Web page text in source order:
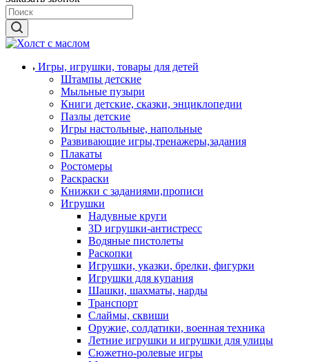
Игры, игрушки, товары для детей
Штампы детские
Мыльные пузыри
Книги детские, сказки, энциклопедии
Пазлы детские
Игры настольные, напольные
Развивающие игры,тренажеры,задания
Плакаты
Ростомеры
Раскраски
Книжки с заданиями,прописи
Игрушки
Надувные круги
3D игрушки-антистресс
Водяные пистолеты
Раскопки
Игрушки, указки, брелки, фигурки
Игрушки для купания
Шашки, шахматы, нарды
Транспорт
Слаймы, сквиши
Оружие, солдатики, военная техника
Летние игрушки и игрушки для улицы
Сюжетно-ролевые игры